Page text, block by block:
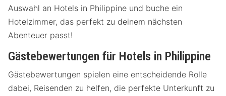
Auswahl an Hotels in Philippine und buche ein
Hotelzimmer, das perfekt zu deinem nächsten
Abenteuer passt!
Gästebewertungen für Hotels in Philippine
Gästebewertungen spielen eine entscheidende Rolle
dabei, Reisenden zu helfen, die perfekte Unterkunft zu